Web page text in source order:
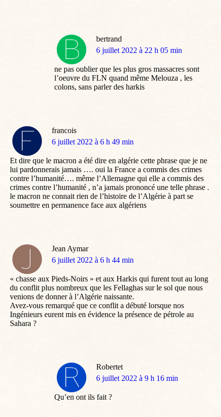
bertrand
dit
6 juillet 2022 à 22 h 05 min
ne pas oublier que les plus gros massacres sont
l’oeuvre du FLN quand même Melouza , les
colons, sans parler des harkis
francois
dit
6 juillet 2022 à 6 h 49 min
Et dire que le macron a été dire en algérie cette phrase que je ne
lui pardonnerais jamais …. oui la France a commis des crimes
contre l’humanité…. même l’Allemagne qui elle a commis des
crimes contre l’humanité , n’a jamais prononcé une telle phrase .
le macron ne connait rien de l’histoire de l’Algérie à part se
soumettre en permanence face aux algériens
Jean Aymar
dit
6 juillet 2022 à 6 h 44 min
« chasse aux Pieds-Noirs » et aux Harkis qui furent tout au long
du conflit plus nombreux que les Fellaghas sur le sol que nous
venions de donner à l’Algérie naissante.
Avez-vous remarqué que ce conflit a débuté lorsque nos
Ingénieurs eurent mis en évidence la présence de pétrole au
Sahara ?
Robertet
dit
6 juillet 2022 à 9 h 16 min
Qu’en ont ils fait ?